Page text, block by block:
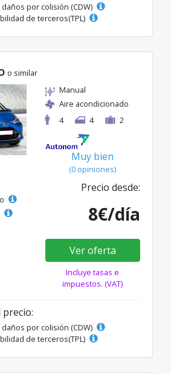
por colisión (CDW)
de terceros(TPL)
o similar
Manual
Aire acondicionado
4
4 2
Muy bien
(0 opiniones)
Precio desde:
8€/día
Ver oferta
Incluye tasas e
impuestos. (VAT)
por colisión (CDW)
de terceros(TPL)